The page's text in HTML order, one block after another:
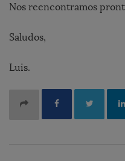
Nos reencontramos
Saludos,
Luis.